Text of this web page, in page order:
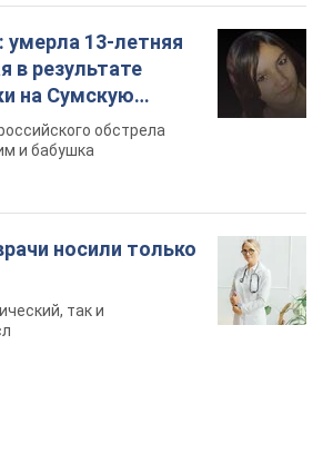
умерла 13-летняя
в результате
на Сумскую
обстрела
и бабушка
носили только
так и